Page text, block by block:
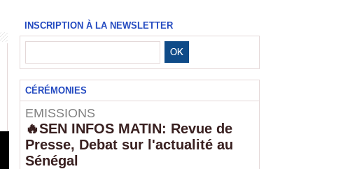
INSCRIPTION À LA NEWSLETTER
CÉRÉMONIES
EMISSIONS
🔥SEN INFOS MATIN: Revue de
Presse, Debat sur l'actualité au
Sénégal